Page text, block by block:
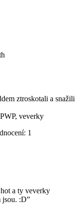
ztroskotali a snažili
veverky
1
a ty veverky
jsou. :D”